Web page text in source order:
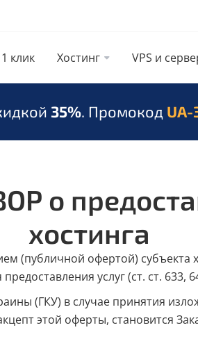
клик Хостинг VPS и
35%. Промокод UA-
о
хостинга
(публичной офертой) субъекта
услуг (ст. ст. 633,
(ГКУ) в случае принятия
этой оферты, становится